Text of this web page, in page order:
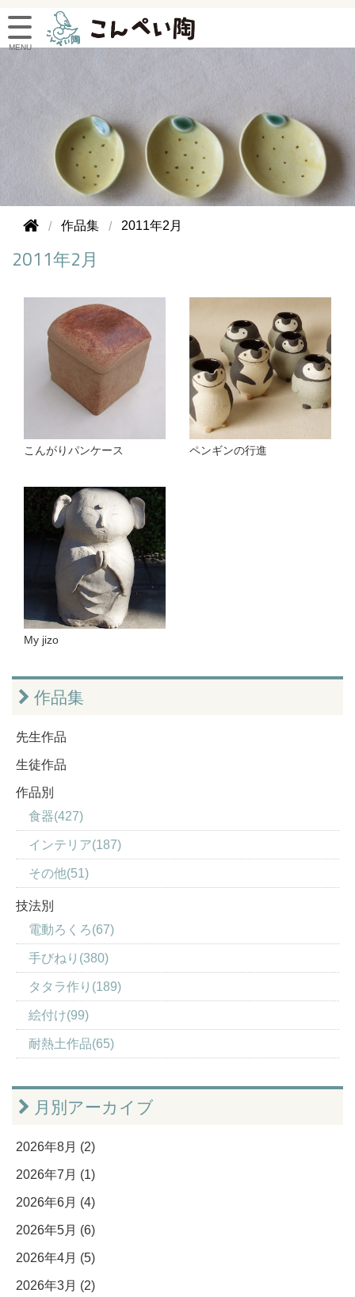
作品集 2011年2月
2011年2月
こんがりパンケース ペンギンの行進
My jizo
作品集
先生作品
生徒作品
作品別
食器(427)
インテリア(187)
その他(51)
技法別
電動ろくろ(67)
手びねり(380)
タタラ作り(189)
絵付け(99)
耐熱土作品(65)
月別アーカイブ
2026年8月 (2)
2026年7月 (1)
2026年6月 (4)
2026年5月 (6)
2026年4月 (5)
2026年3月 (2)